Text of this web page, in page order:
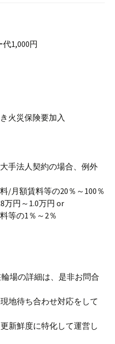
1,000円
災保険要加入
法人契約の場合、例外
額賃料等の20％～100％
円～1.0万円 or
の1％～2％
場の詳細は、是非お問合
地待ち合わせ対応をして
新鮮度に特化して運営し